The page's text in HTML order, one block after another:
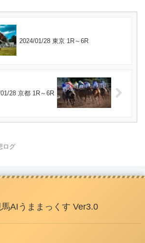
2024/01/28 東京 1R～6R
28 京都 1R～6R
ログ
AIうままっくす Ver3.0